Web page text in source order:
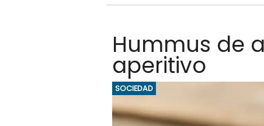
Hummus de
aperitivo
SOCIEDAD